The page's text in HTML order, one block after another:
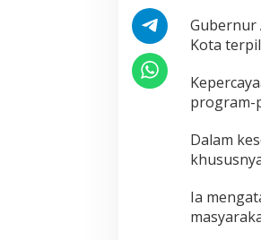
d
h
a
P
e
k
a
S
y
Gubernur
Kota
program-
Dalam
Ia